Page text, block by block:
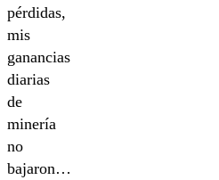
pérdidas,
mis
ganancias
diarias
de
minería
no
bajaron…